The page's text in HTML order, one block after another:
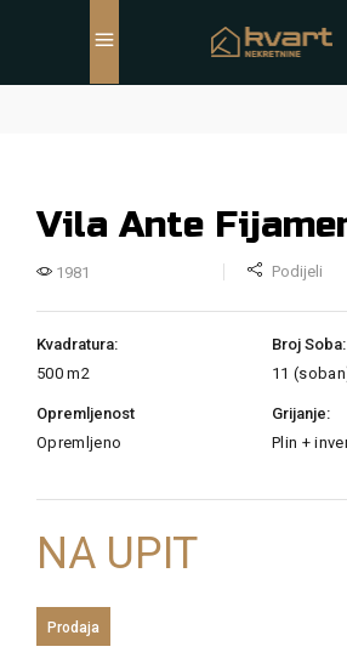
Vila Ante
1981 Podijeli
Kvadratura:
500 m2
Broj Soba:
11
Opremljenost
Opremljeno
Grijanje:
Plin +
NA UPIT
Prodaja